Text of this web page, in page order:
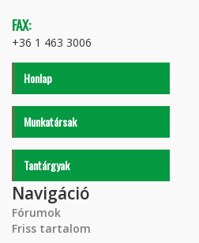
FAX:
+36 1 463 3006
Honlap
Munkatársak
Tantárgyak
Navigáció
Fórumok
Friss tartalom